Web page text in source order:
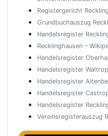
Registergericht
Grundbuchauszug
Handelsregister
Recklinghausen –
Handelsregister
Handelsregister Waltrop
Handelsregister
Handelsregister
Handelsregister
Vereinsregisterauszug